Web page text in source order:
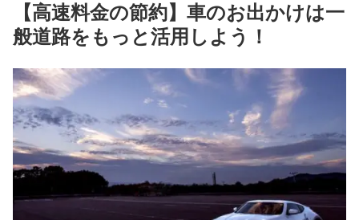
【高速料金の節約】車のお出かけは一
般道路をもっと活用しよう！